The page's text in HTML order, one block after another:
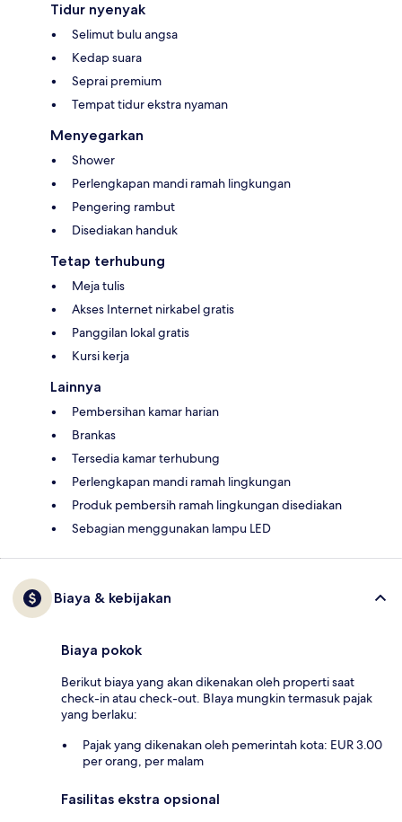
Tidur nyenyak
Selimut bulu angsa
Kedap suara
Seprai premium
Tempat tidur ekstra nyaman
Menyegarkan
Shower
Perlengkapan mandi ramah lingkungan
Pengering rambut
Disediakan handuk
Tetap terhubung
Meja tulis
Akses Internet nirkabel gratis
Panggilan lokal gratis
Kursi kerja
Lainnya
Pembersihan kamar harian
Brankas
Tersedia kamar terhubung
Perlengkapan mandi ramah lingkungan
Produk pembersih ramah lingkungan disediakan
Sebagian menggunakan lampu LED
Biaya & kebijakan
Biaya pokok
Berikut biaya yang akan dikenakan oleh properti saat
check-in atau check-out. BIaya mungkin termasuk pajak
yang berlaku:
Pajak yang dikenakan oleh pemerintah kota: EUR 3.00
per orang, per malam
Fasilitas ekstra opsional